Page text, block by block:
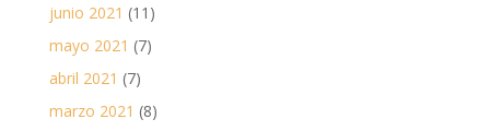
junio 2021 (11)
mayo 2021 (7)
abril 2021 (7)
marzo 2021 (8)